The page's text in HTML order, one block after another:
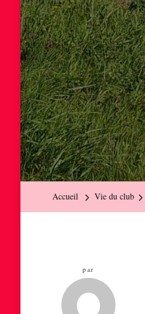
Accueil Vie du club
par